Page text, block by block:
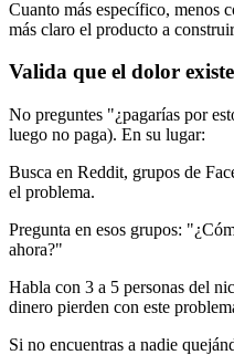
Cuanto más específico, menos
más claro el producto a
Valida que el dolor existe
No preguntes "¿pagarías por
luego no paga). En su lugar:
Busca en Reddit, grupos de
el problema.
Pregunta en esos grupos:
ahora?"
Habla con 3 a 5 personas del
dinero pierden con este
Si no encuentras a nadie